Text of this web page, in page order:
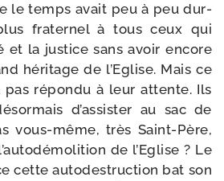
le temps avait peu à peu dur­
fra­ter­nel à tous ceux qui
et la jus­tice sans avoir encore
héri­tage de l’Eglise. Mais ce
pas répon­du à leur attente. Ils
d’as­sis­ter au sac de
vous-​même, très Saint-​Père,
de l’Eglise ? Le
cette auto­des­truc­tion bat son